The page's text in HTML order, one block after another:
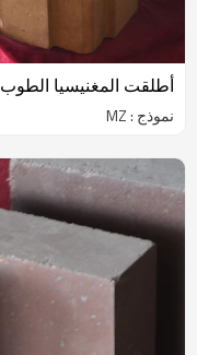
أطلقت المغنيسيا الطوب
نموذج : MZ